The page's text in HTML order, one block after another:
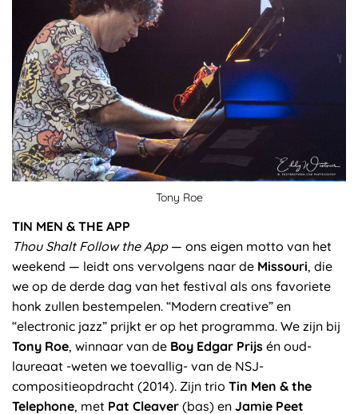
Tony Roe
TIN MEN & THE APP
Thou Shalt Follow the App— ons eigen motto van het
weekend — leidt ons vervolgens naar de Missouri, die
we op de derde dag van het festival als ons favoriete
honk zullen bestempelen. “Modern creative” en
“electronic jazz” prijkt er op het programma. We zijn bij
Tony Roe, winnaar van de Boy Edgar Prijs én oud-
laureaat -weten we toevallig- van de NSJ-
compositieopdracht (2014). Zijn trio Tin Men & the
Telephone, met Pat Cleaver (bas) en Jamie Peet